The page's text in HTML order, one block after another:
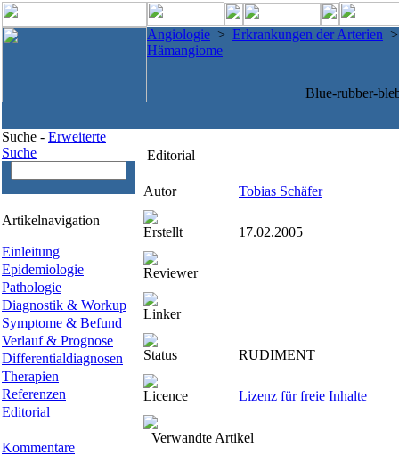
Angiologie > Erkrankungen der Arterien
Hämangiome
Blue-rubber-
Suche - Erweiterte
Suche
Artikelnavigation
Einleitung
Epidemiologie
Pathologie
Diagnostik & Workup
Symptome & Befund
Verlauf & Prognose
Differentialdiagnosen
Therapien
Referenzen
Editorial
Kommentare
Editorial
Autor Tobias Schäfer
Erstellt 17.02.2005
Reviewer
Linker
Status RUDIMENT
Licence Lizenz für freie Inhalte
Verwandte Artikel